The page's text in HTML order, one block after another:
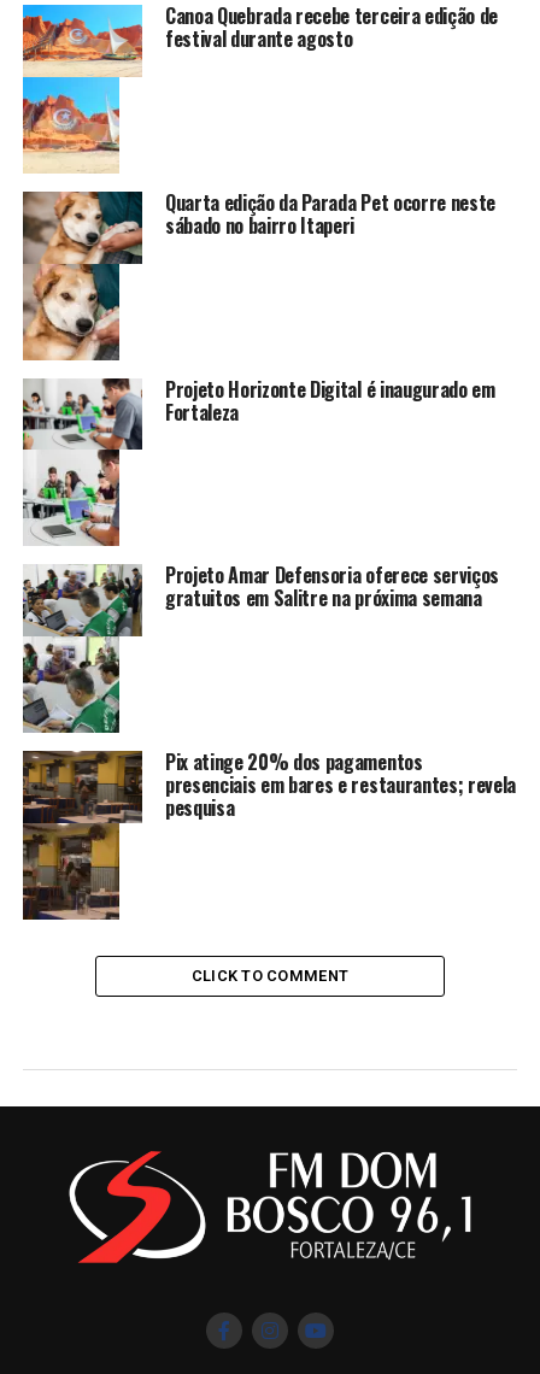
Canoa Quebrada recebe terceira edição de
festival durante agosto
Quarta edição da Parada Pet ocorre neste
sábado no bairro Itaperi
Projeto Horizonte Digital é inaugurado em
Fortaleza
Projeto Amar Defensoria oferece serviços
gratuitos em Salitre na próxima semana
Pix atinge 20% dos pagamentos
presenciais em bares e restaurantes; revela
pesquisa
CLICK TO COMMENT